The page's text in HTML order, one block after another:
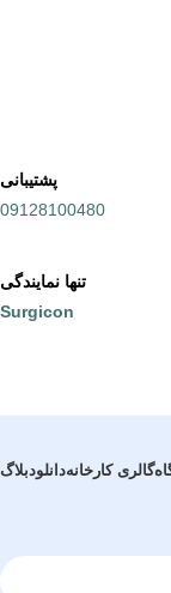
پشتیبانی
09128100480
تنها نمایندگی
Surgicon
گالری کارخانهدانلودبلاگ